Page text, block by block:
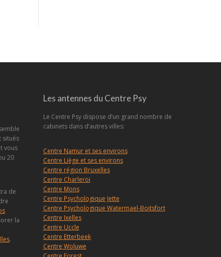
situés
vous
20
de
la
.
Les antennes du Centre Psy
Le Centre Psy dispose d’un grand nombre de
cabinets dans d’autres villes:
Centre Namur et ses environs
Centre Liège et ses environs
Centre région Bruxelles
Centre Charleroi
Centre Mons
Centre Psychologique Jette
Centre Psychologique Watermael-Boitsfort
Centre Ixelles
Centre Uccle
Centre Etterbeek
Centre Woluwe